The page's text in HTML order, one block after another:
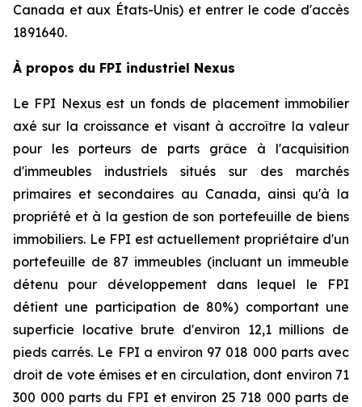
Canada et aux États-Unis) et entrer le code d'accès
1891640.
À propos du FPI industriel Nexus
Le FPI Nexus est un fonds de placement immobilier
axé sur la croissance et visant à accroître la valeur
pour les porteurs de parts grâce à l'acquisition
d'immeubles industriels situés sur des marchés
primaires et secondaires au Canada, ainsi qu'à la
propriété et à la gestion de son portefeuille de biens
immobiliers. Le FPI est actuellement propriétaire d'un
portefeuille de 87 immeubles (incluant un immeuble
détenu pour développement dans lequel le FPI
détient une participation de 80%) comportant une
superficie locative brute d'environ 12,1 millions de
pieds carrés. Le FPI a environ 97 018 000 parts avec
droit de vote émises et en circulation, dont environ 71
300 000 parts du FPI et environ 25 718 000 parts de